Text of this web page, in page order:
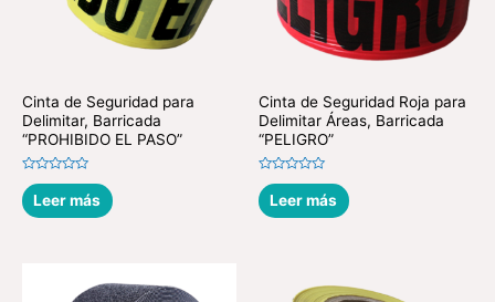
Cinta de Seguridad para
Delimitar, Barricada
“PROHIBIDO EL PASO”
Valorado
en
0
de
Leer más
Cinta de Seguridad Roja para
Delimitar Áreas, Barricada
“PELIGRO”
Valorado
en
0
de
Leer más